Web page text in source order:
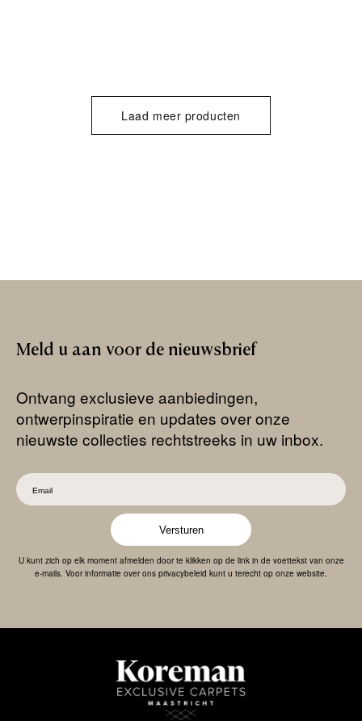
Laad meer producten
Meld u aan voor de nieuwsbrief
Ontvang exclusieve aanbiedingen,
ontwerpinspiratie en updates over onze
nieuwste collecties rechtstreeks in uw inbox.
Versturen
U kunt zich op elk moment afmelden door te klikken op de link in de voettekst van onze
e-mails. Voor informatie over ons privacybeleid kunt u terecht op onze website.